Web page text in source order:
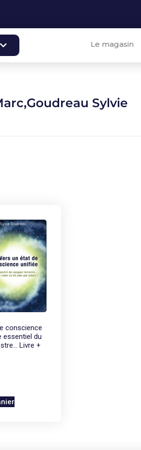
Le magasin
Sylvie
conscience
essentiel du
Livre +